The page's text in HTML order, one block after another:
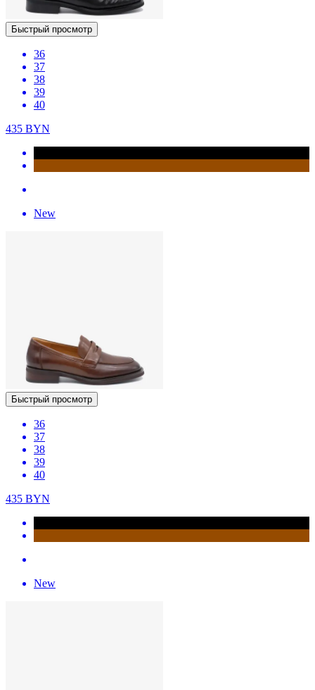
Быстрый просмотр
36
37
38
39
40
435 BYN
New
Быстрый просмотр
36
37
38
39
40
435 BYN
New